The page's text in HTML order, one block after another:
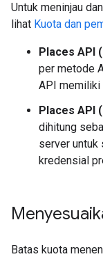
Untuk meninjau
lihat Kuota dan
Places API
per metode
API memiliki
Places API
dihitung
server untuk
kredensial
Batas kuota